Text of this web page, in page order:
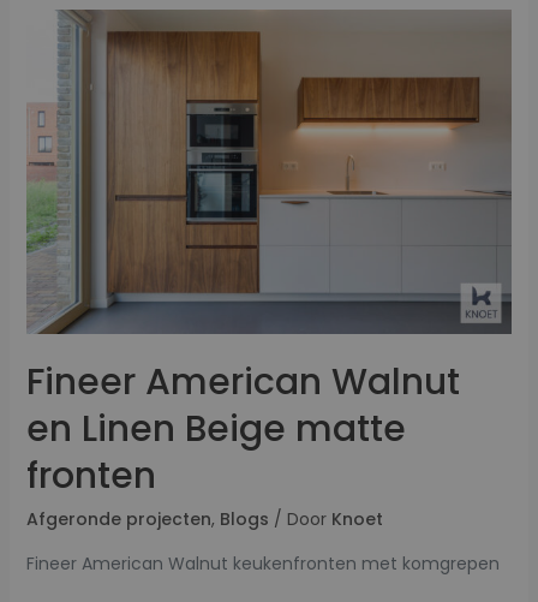
Fineer American Walnut
en Linen Beige matte
fronten
Afgeronde projecten, Blogs / Door Knoet
Fineer American Walnut keukenfronten met komgrepen